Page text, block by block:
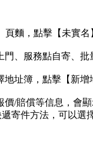
麵，點擊【未實
、服務點自寄、批
址簿，點擊【新
/賠償等信息，會
寄件方法，可以